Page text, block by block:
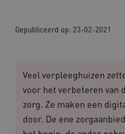
Gepubliceerd op: 23-02-2021
Veel verpleeghuizen
voor het verbeteren van
zorg. Ze maken een
door. De ene